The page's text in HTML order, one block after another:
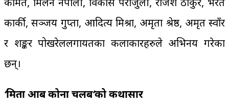
कार्की, सञ्जय गुप्ता, आदित्य मिश्रा, अमृता श्रेष्ठ, अमृत स्वाँर
र शङ्कर पोखरेललगायतका कलाकारहरुले अभिनय गरेका
छन्।
‘मिता आब कोना चलब’को कथासार